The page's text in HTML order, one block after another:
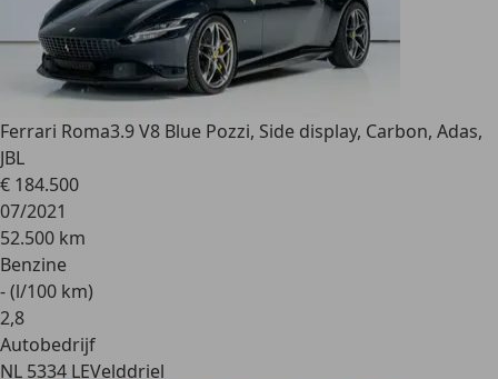
Ferrari Roma3.9 V8 Blue Pozzi, Side display, Carbon, Adas,
JBL
€ 184.500
07/2021
52.500 km
Benzine
- (l/100 km)
2,8
Autobedrijf
NL 5334 LEVelddriel